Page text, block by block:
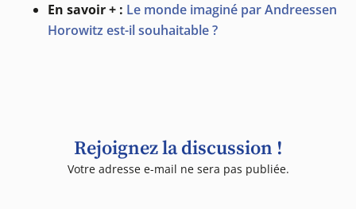
En savoir + : Le monde imaginé par Andreessen
Horowitz est-il souhaitable ?
Rejoignez la discussion !
Votre adresse e-mail ne sera pas publiée.